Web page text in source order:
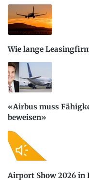
Wie lange
«Airbus muss
beweisen»
Airport Show 2026 in